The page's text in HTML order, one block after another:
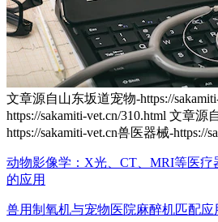
文章源自山东坂道宠物-https://
https://sakamiti-vet.cn/310.html 文章源
https://sakamiti-vet.cn兽医器械-https://
动物影像学：X光、CT、MRI等医疗
的应用
兽用制氧机与宠物医院麻醉机匹配应